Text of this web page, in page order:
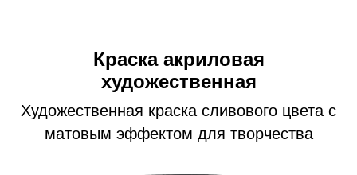
Краска акриловая
художественная
Художественная краска сливового цвета с
матовым эффектом для творчества